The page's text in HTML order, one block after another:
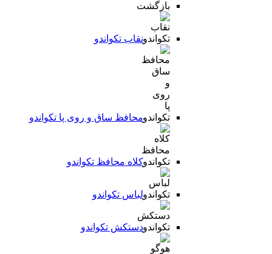
بازگشت
نقاب تکواندو
محافظ ساق و روی پا تکواندو
کلاه محافظ تکواندو
لباس تکواندو
دستکش تکواندو